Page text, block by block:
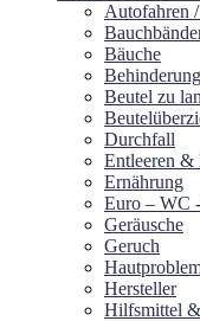
Autofahren
Bäuche
Behinderung
Beutel zu
Durchfall
Entleeren &
Ernährung
Euro – WC
Geräusche
Geruch
Hersteller
Hilfsmittel